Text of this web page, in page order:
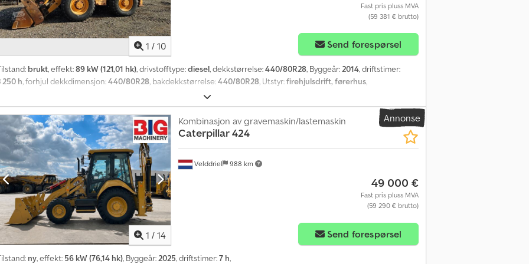
1 / 10
Fast pris pluss MVA
(59 381 € brutto)
Send forespørsel
brukt, effekt:89 kW (121,01 hk), drivstofftype:diesel, dekkstørrelse:440/80R28, Byggeår: 2014, driftstimer:
250 h , forhjul dekkdimensjon:440/80R28 , bakdekkstørrelse:440/80R28 , Utstyr:firehjulsdrift, førerhus
Annonse
1 / 14
Velddriel 988 km
Kombinasjon av gravemaskin/lastemaskin
Caterpillar424
49 000 €
Fast pris pluss MVA
(59 290 € brutto)
Send forespørsel
ny, effekt: 56 kW (76,14 hk), Byggeår:2025, driftstimer:7 h,